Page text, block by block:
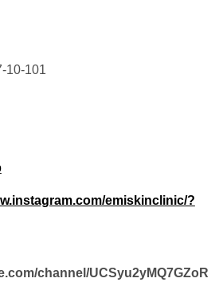
10-101
emiskinclinic/?
channel/